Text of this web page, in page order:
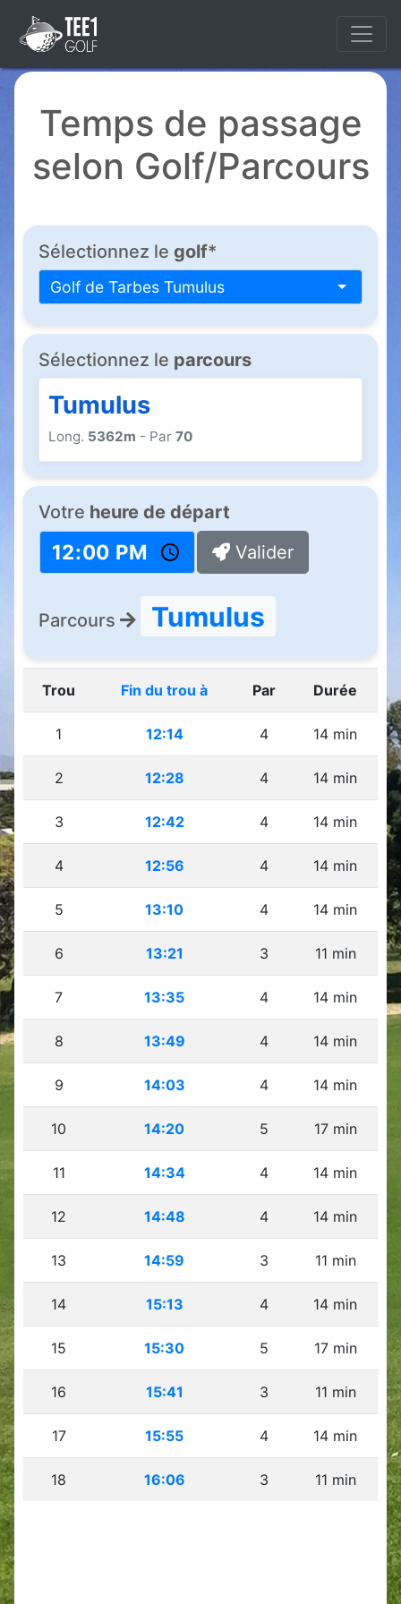
Temps de passage
selon Golf/Parcours
Sélectionnez le golf*
Golf de Tarbes Tumulus
Sélectionnez le parcours
Tumulus
Long. 5362m - Par 70
Votre heure de départ
Valider
Parcours Tumulus
Trou Fin du trou à Par Durée
1 12:14 4 14 min
2 12:28 4 14 min
3 12:42 4 14 min
4 12:56 4 14 min
5 13:10 4 14 min
6 13:21 3 11 min
7 13:35 4 14 min
8 13:49 4 14 min
9 14:03 4 14 min
10 14:20 5 17 min
11 14:34 4 14 min
12 14:48 4 14 min
13 14:59 3 11 min
14 15:13 4 14 min
15 15:30 5 17 min
16 15:41 3 11 min
17 15:55 4 14 min
18 16:06 3 11 min